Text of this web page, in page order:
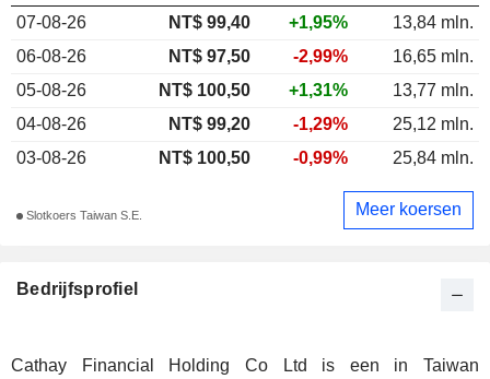
Bedrijfsprofiel
Cathay Financial Holding Co Ltd is een in Taiwan
07-08-26
NT$ 99,40 +1,95%
13,84 mln.
06-08-26
NT$ 97,50 -2,99%
16,65 mln.
05-08-26
NT$ 100,50 +1,31%
13,77 mln.
04-08-26
NT$ 99,20 -1,29%
25,12 mln.
03-08-26
NT$ 100,50 -0,99% 25,84 mln.
Slotkoers Taiwan S.E. Meer koersen